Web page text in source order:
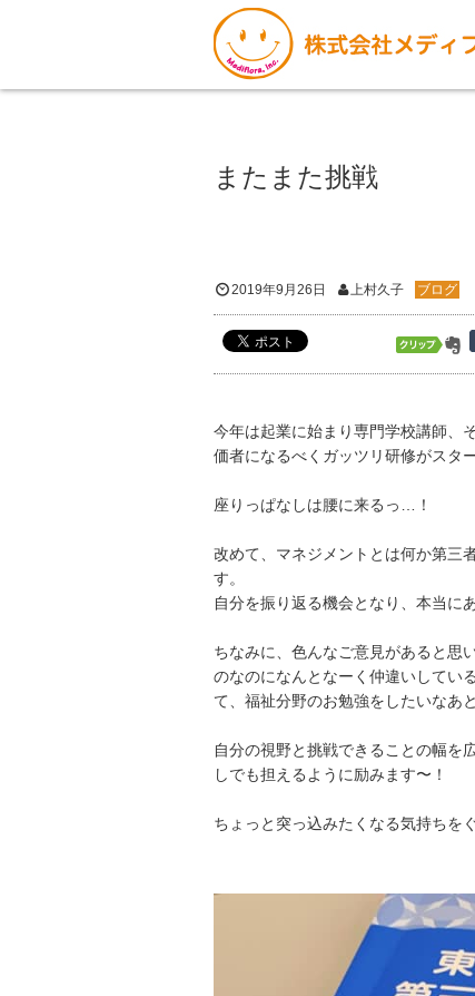
またまた挑戦
2019年9月26日 上村久子 ブログ
今年は起業に始まり専門学校講師、
価者になるべくガッツリ研修がスタ
座りっぱなしは腰に来るっ…！
改めて、マネジメントとは何か第三
す。
自分を振り返る機会となり、本当に
ちなみに、色んなご意見があると思
のなのになんとなーく仲違いしてい
て、福祉分野のお勉強をしたいなあ
自分の視野と挑戦できることの幅を
しでも担えるように励みます〜！
ちょっと突っ込みたくなる気持ちを